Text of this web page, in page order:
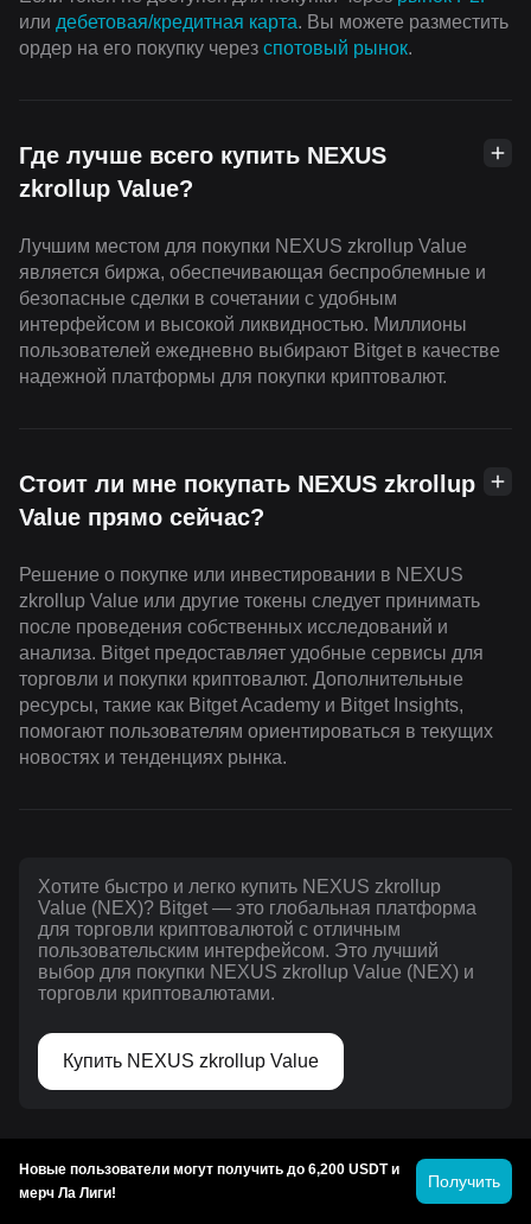
или дебетовая/кредитная карта. Вы можете разместить
ордер на его покупку через cпотовый рынок.
Где лучше всего купить NEXUS
zkrollup Value?
Лучшим местом для покупки NEXUS zkrollup Value
является биржа, обеспечивающая беспроблемные и
безопасные сделки в сочетании с удобным
интерфейсом и высокой ликвидностью. Миллионы
пользователей ежедневно выбирают Bitget в качестве
надежной платформы для покупки криптовалют.
Стоит ли мне покупать NEXUS zkrollup
Value прямо сейчас?
Решение о покупке или инвестировании в NEXUS
zkrollup Value или другие токены следует принимать
после проведения собственных исследований и
анализа. Bitget предоставляет удобные сервисы для
торговли и покупки криптовалют. Дополнительные
ресурсы, такие как Bitget Academy и Bitget Insights,
помогают пользователям ориентироваться в текущих
новостях и тенденциях рынка.
Хотите быстро и легко купить NEXUS zkrollup
Value (NEX)? Bitget — это глобальная платформа
для торговли криптовалютой с отличным
пользовательским интерфейсом. Это лучший
выбор для покупки NEXUS zkrollup Value (NEX) и
торговли криптовалютами.
Купить NEXUS zkrollup Value
zkrollup Value на Bitget, подвержены риску. Bitget
предлагает простые и удобные способы мгновенной
Новые пользователи могут получить до 6,200 USDT и
мерч Ла Лиги!
Получить